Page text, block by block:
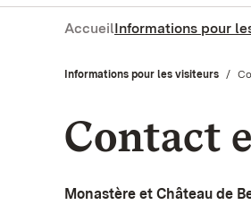
AccueilInformations pour
Informations pour les visiteurs
Contact
Monastère et Château de